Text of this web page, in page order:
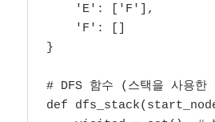
}
# DFS 함수 (스택을 사용한
def